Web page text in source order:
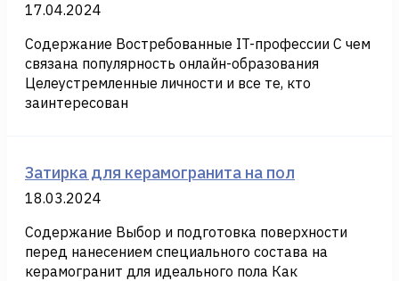
17.04.2024
Содержание Востребованные IT-профессии С чем
связана популярность онлайн-образования
Целеустремленные личности и все те, кто
заинтересован
Затирка для керамогранита на пол
18.03.2024
Содержание Выбор и подготовка поверхности
перед нанесением специального состава на
керамогранит для идеального пола Как